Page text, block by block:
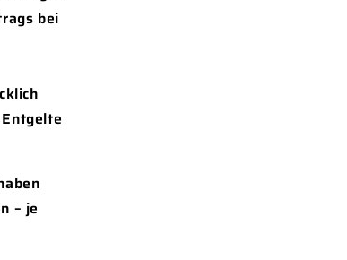
bei
– je